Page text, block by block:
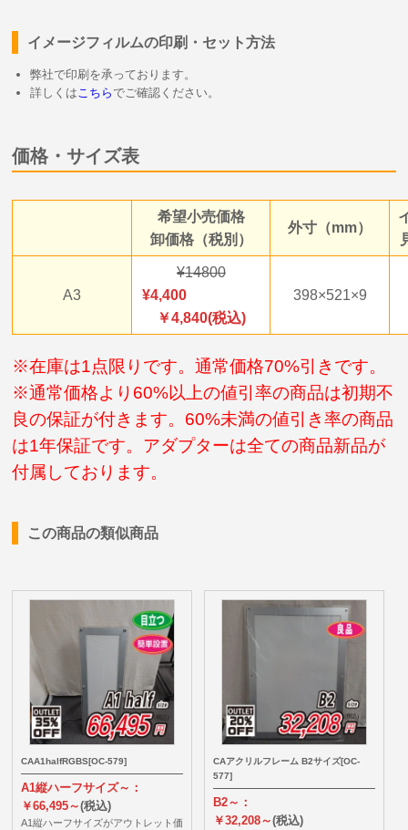
イメージフィルムの印刷・セット方法
弊社で印刷を承っております。
詳しくは こちら でご確認ください。
価格・サイズ表
希望小売価格
卸価格（税別）
外寸（mm）
A3
14800
4,400
￥4,840(税込)
398×521×9
※在庫は1点限りです。通常価格70%引きです。
※通常価格より60%以上の値引率の商品は初期不
良の保証が付きます。60%未満の値引き率の商品
は1年保証です。アダプターは全ての商品新品が
付属しております。
この商品の類似商品
CAA1halfRGBS[OC-579]
A1縦ハーフサイズ～：
￥66,495～(税込)
A1縦ハーフサイズがアウトレット価
CAアクリルフレーム B2サイズ[OC-
577]
B2～：
￥32,208～(税込)